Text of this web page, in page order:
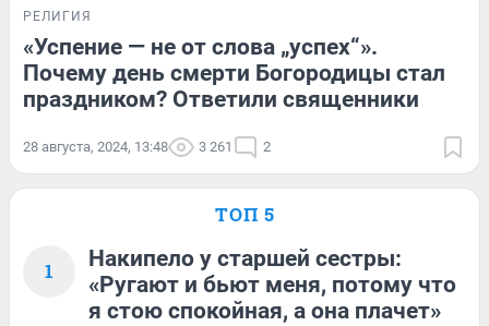
РЕЛИГИЯ
«Успение — не от слова „успех“».
Почему день смерти Богородицы стал
праздником? Ответили священники
28 августа, 2024, 13:48 3 261 2
ТОП 5
1
Накипело у старшей сестры:
«Ругают и бьют меня, потому что
я стою спокойная, а она плачет»